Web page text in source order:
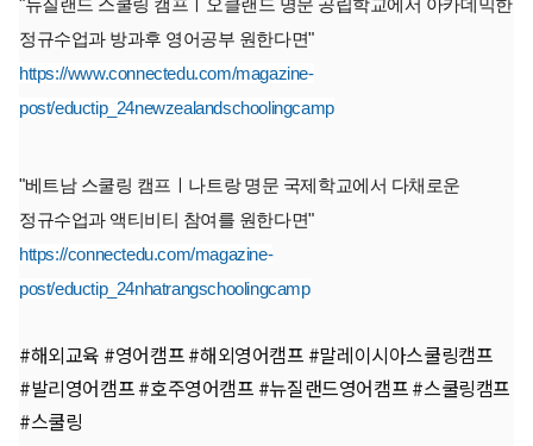
"뉴질랜드 스쿨링 캠프ㅣ오클랜드 명문 공립학교에서 아카데믹한
정규수업과 방과후 영어공부 원한다면"
https://www.connectedu.com/magazine-
post/eductip_24newzealandschoolingcamp
"베트남 스쿨링 캠프ㅣ나트랑 명문 국제학교에서 다채로운
정규수업과 액티비티 참여를 원한다면"
https://connectedu.com/magazine-
post/eductip_24nhatrangschoolingcamp
#해외교육 #영어캠프 #해외영어캠프 #말레이시아스쿨링캠프
#발리영어캠프 #호주영어캠프 #뉴질랜드영어캠프 #스쿨링캠프
#스쿨링